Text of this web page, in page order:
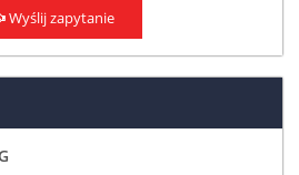
Wyślij zapytanie